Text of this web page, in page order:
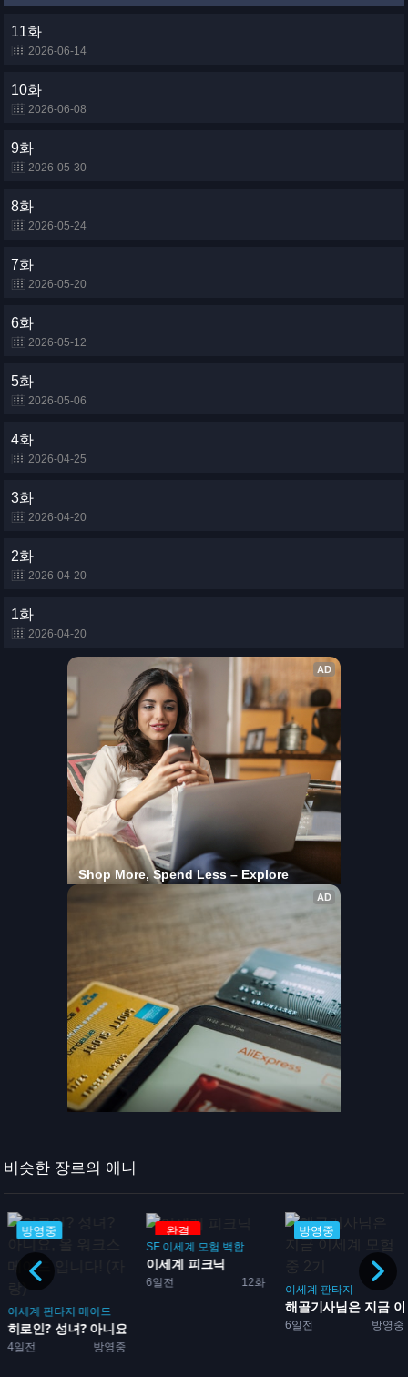
11화
2026-06-14
10화
2026-06-08
9화
2026-05-30
8화
2026-05-24
7화
2026-05-20
6화
2026-05-12
5화
2026-05-06
4화
2026-04-25
3화
2026-04-20
2화
2026-04-20
1화
2026-04-20
비슷한 장르의 애니
킨 코미디
건에...
방영중
이세계 판타지 메이드
4일전 방영중
히로인? 성녀? 아니요, 올...
완결
SF 이세계 모험 백합
6일전 12화
이세계 피크닉
방영중
이세계 판타지
6일전 방영중
해골기사님은 지금